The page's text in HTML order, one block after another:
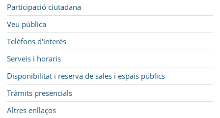
Participació ciutadana
Veu pública
Telèfons d'interés
Serveis i horaris
Disponibilitat i reserva de sales i espais públics
Tràmits presencials
Altres enllaços